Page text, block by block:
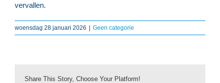
vervallen.
woensdag 28 januari 2026 | Geen categorie
Share This Story, Choose Your Platform!